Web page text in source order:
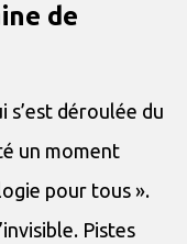
de
s’est déroulée du
un moment
pour tous ».
Pistes